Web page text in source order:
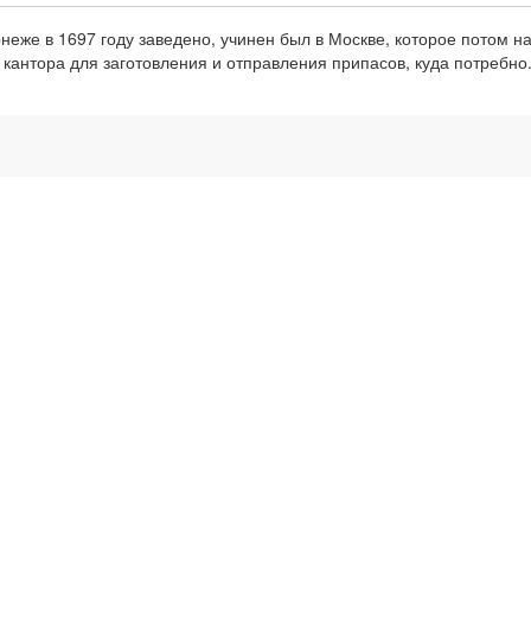
в 1697 году заведено, учинен был в Москве, которое потом
для заготовления и отправления припасов, куда потребно.